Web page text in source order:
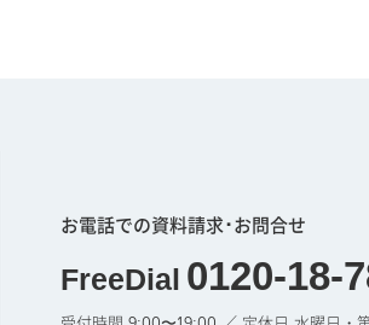
お電話での資料請求･お問合せ
FreeDial 0120-18-